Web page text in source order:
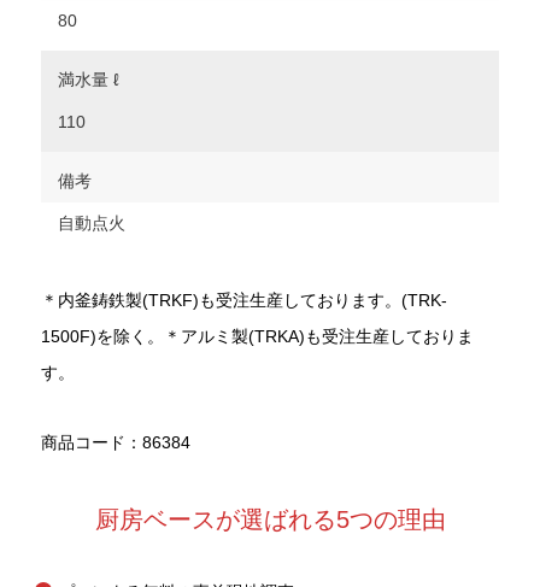
80
満水量 ℓ
110
備考
自動点火
＊内釜鋳鉄製(TRKF)も受注生産しております。(TRK-
1500F)を除く。＊アルミ製(TRKA)も受注生産しておりま
す。
商品コード：86384
厨房ベースが選ばれる5つの理由